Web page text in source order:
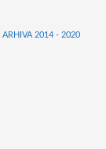
ARHIVA 2014 - 2020